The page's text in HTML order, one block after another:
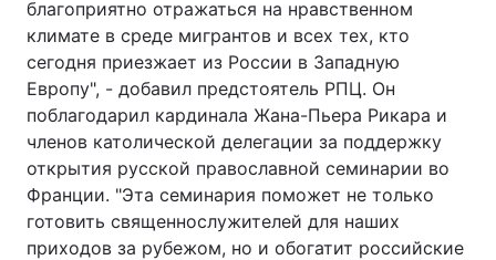
благоприятно отражаться на нравственном
климате в среде мигрантов и всех тех, кто
сегодня приезжает из России в Западную
Европу", - добавил предстоятель РПЦ. Он
поблагодарил кардинала Жана-Пьера Рикара и
членов католической делегации за поддержку
открытия русской православной семинарии во
Франции. "Эта семинария поможет не только
готовить священнослужителей для наших
приходов за рубежом, но и обогатит российские